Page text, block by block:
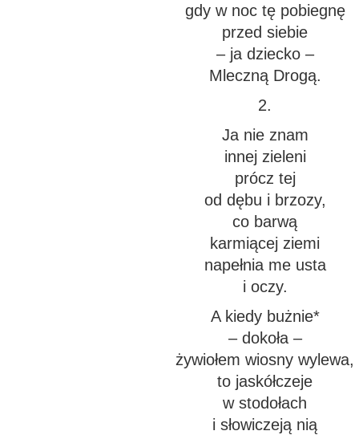
gdy w noc tę pobiegnę
przed siebie
– ja dziecko –
Mleczną Drogą.
2.
Ja nie znam
innej zieleni
prócz tej
od dębu i brzozy,
co barwą
karmiącej ziemi
napełnia me usta
i oczy.
A kiedy bużnie*
– dokoła –
żywiołem wiosny wylewa,
to jaskółczeje
w stodołach
i słowiczeją nią